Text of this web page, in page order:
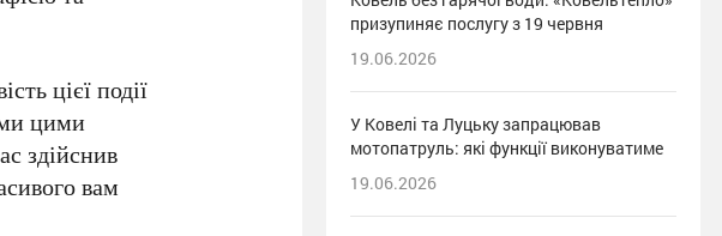
цієї події
цими
здійснив
вам
призупиняє послугу з 19 червня
19.06.2026
У Ковелі та Луцьку запрацював
мотопатруль: які функції виконуватиме
19.06.2026